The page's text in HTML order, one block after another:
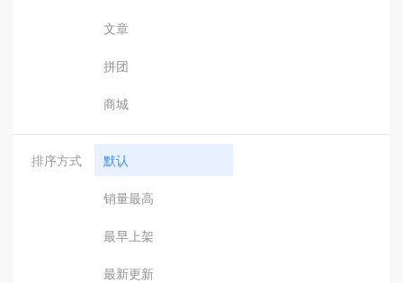
文章
拼团
商城
排序方式 默认
销量最高
最早上架
最新更新